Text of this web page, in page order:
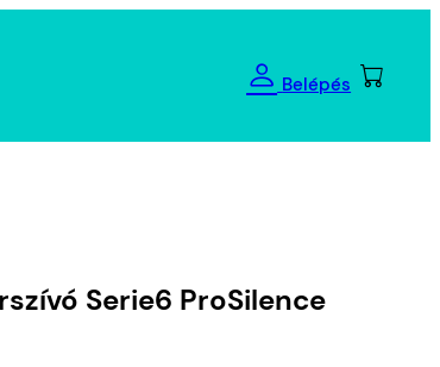
Belépés
Serie6 ProSilence